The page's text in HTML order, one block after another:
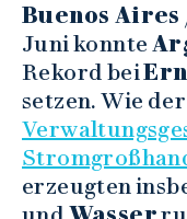
Buenos Aires
Juni konnte
Rekord bei
setzen. Wie
erzeugten